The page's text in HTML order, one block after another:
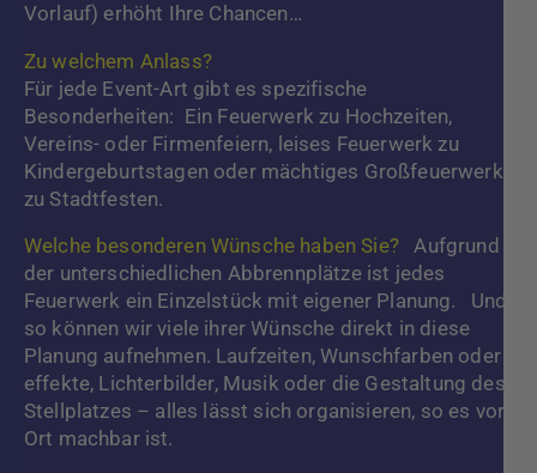
Vorlauf) erhöht Ihre Chancen…
Zu welchem Anlass?
Für jede Event-Art gibt es spezifische
Besonderheiten: Ein Feuerwerk zu Hochzeiten,
Vereins- oder Firmenfeiern, leises Feuerwerk zu
Kindergeburtstagen oder mächtiges Großfeuerwerk
zu Stadtfesten.
Welche besonderen Wünsche haben Sie?Aufgrund
der unterschiedlichen Abbrennplätze ist jedes
Feuerwerk ein Einzelstück mit eigener Planung. Und
so können wir viele ihrer Wünsche direkt in diese
Planung aufnehmen. Laufzeiten, Wunschfarben oder -
effekte, Lichterbilder, Musik oder die Gestaltung des
Stellplatzes – alles lässt sich organisieren, so es vor
Ort machbar ist.